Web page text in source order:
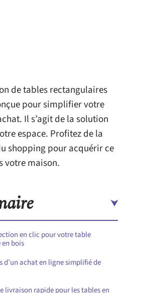
de tables rectangulaires
pour simplifier votre
Il s’agit de la solution
espace. Profitez de la
shopping pour acquérir ce
votre maison.
en clic pour votre table
bois
d’un achat en ligne simplifié de
livraison rapide pour les tables en